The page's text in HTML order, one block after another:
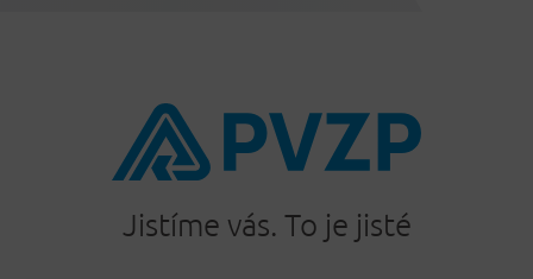
Jistíme vás. To je jisté